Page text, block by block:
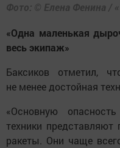
Фото: © Елена Фенина /
«Одна маленькая
весь экипаж»
Баксиков отметил,
не менее достойная
«Основную
техники
ракеты. Они чаще